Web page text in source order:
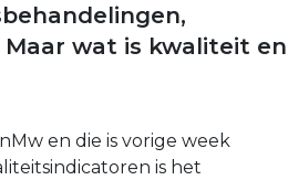
wat is kwaliteit en
en die is vorige week
is het